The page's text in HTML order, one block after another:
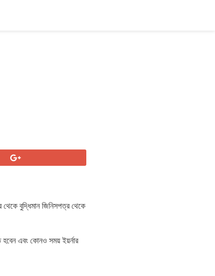
বুদ্ধিমান জিনিসপত্র থেকে
হবেন এবং কোনও সময় ইয়র্নার